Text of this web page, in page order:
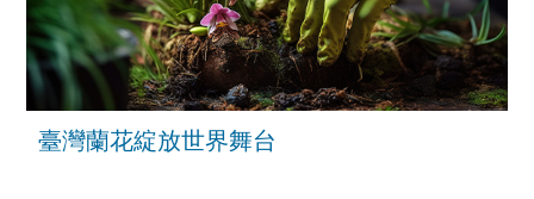
臺灣蘭花綻放世界舞台